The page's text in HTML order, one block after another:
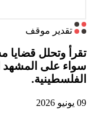
تقدير موقف
تقرأ وتحلل قضايا
سواء على المشهد
الفلسطينية.
09 يونيو 2026